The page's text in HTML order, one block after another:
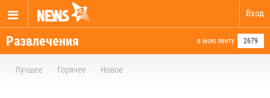
Вход
Развлечения в мою ленту 2679
Лучшее Горячее Новое